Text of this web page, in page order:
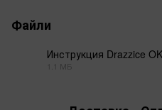
Файли
Инструкция Drazzice
1.1 МБ